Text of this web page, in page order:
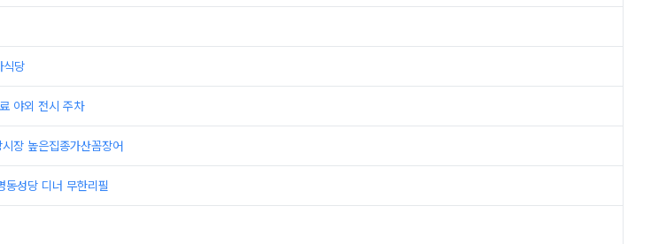
식당
야외 전시 주차
장 높은집종가산꼼장어
동성당 디너 무한리필